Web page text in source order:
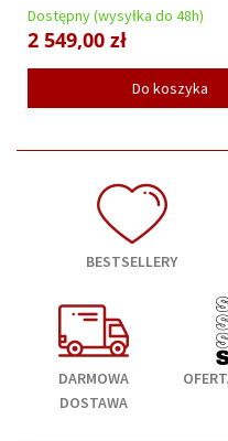
Dostępny (wysyłka do 48h)
2 549,00 zł
Do koszyka
BESTSELLERY
DARMOWA
DOSTAWA